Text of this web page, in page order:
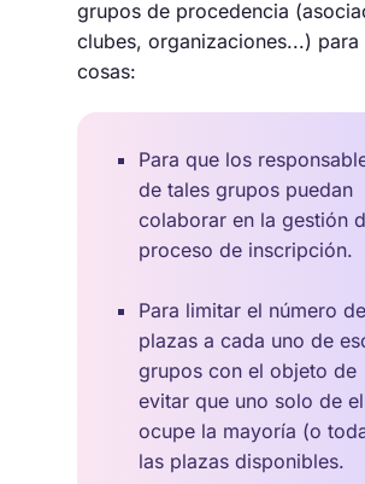
grupos de procedencia
clubes, organizaciones...) para
cosas:
Para que los
de tales grupos puedan
colaborar en la gestión
proceso de inscripción.
Para limitar el número de
plazas a cada uno de
grupos con el objeto de
evitar que uno solo de
ocupe la mayoría (o
las plazas disponibles.